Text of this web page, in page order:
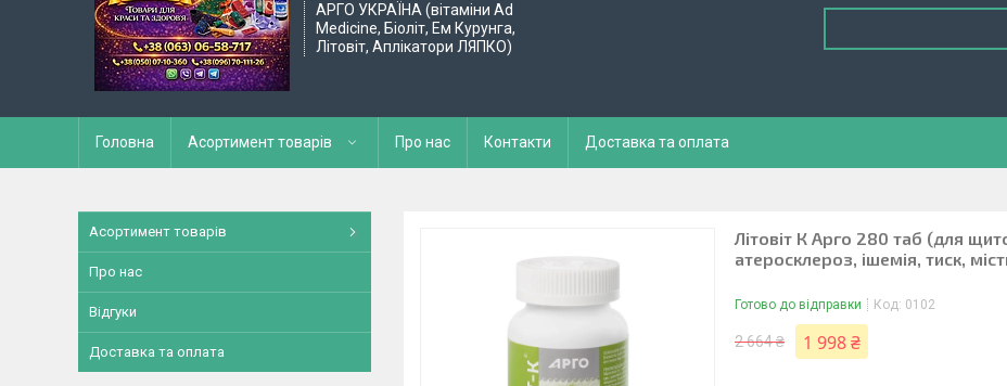
АРГО УКРАЇНА (вітаміни Ad
Medicine, Біоліт, Ем Курунга,
Літовіт, Аплікатори ЛЯПКО)
Головна Асортимент товарів Про нас Контакти Доставка та оплата
Літовіт К Арго 280 таб (для
атеросклероз, ішемія, тиск,
Готово до відправки Код: 0102
2 664 ₴ 1 998 ₴
Асортимент товарів
Про нас
Відгуки
Доставка та оплата